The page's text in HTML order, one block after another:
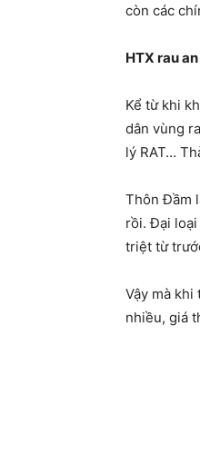
còn các
HTX rau
Kể từ khi
dân vùng
lý RAT…
Thôn Đầm
rồi. Đại
triệt từ
Vậy mà
nhiều, giá